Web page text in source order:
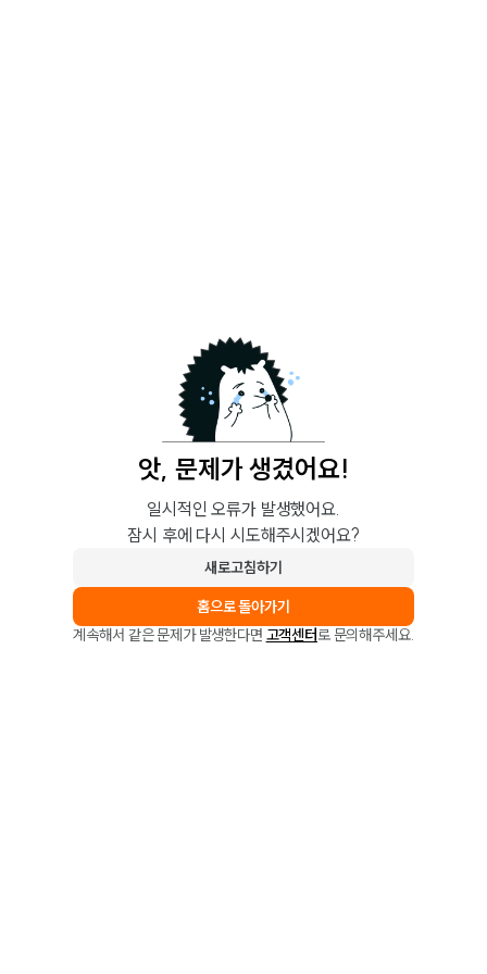
앗, 문제가 생겼어요!
일시적인 오류가 발생했어요.
잠시 후에 다시 시도해주시겠어요?
새로고침하기
홈으로 돌아가기
계속해서 같은 문제가 발생한다면 고객센터로 문의해주세요.